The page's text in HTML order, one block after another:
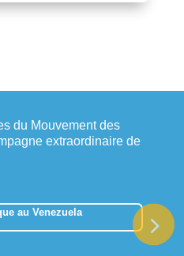
du Mouvement des
extraordinaire de
au Venezuela